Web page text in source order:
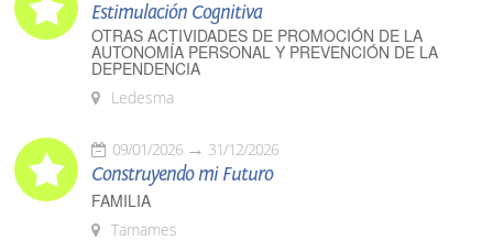
Estimulación Cognitiva
OTRAS ACTIVIDADES DE PROMOCIÓN DE LA
AUTONOMÍA PERSONAL Y PREVENCIÓN DE LA
DEPENDENCIA
Ledesma
09/01/2026 31/12/2026
Construyendo mi Futuro
FAMILIA
Tamames